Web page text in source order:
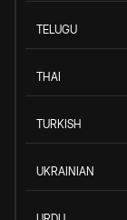
TELUGU
THAI
TURKISH
UKRAINIAN